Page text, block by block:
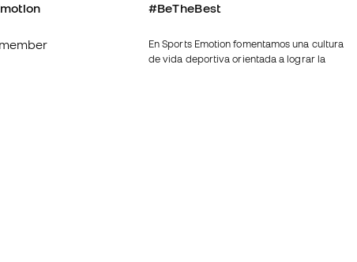
#BeTheBest
En Sports Emotion fomentamos una cultura
de vida deportiva orientada a lograr la